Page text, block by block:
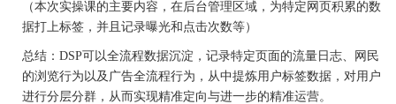
（本次实操课的主要内容，在后台管理区域，为特定网页积累的数
据打上标签，并且记录曝光和点击次数等）
总结： DSP可以全流程数据沉淀，记录特定页面的流量日志、网民
的浏览行为以及广告全流程行为，从中提炼用户标签数据，对用户
进行分层分群，从而实现精准定向与进一步的精准运营。